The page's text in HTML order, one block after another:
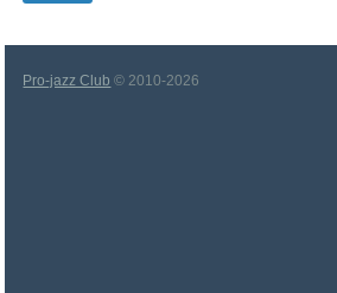
Pro-jazz Club © 2010-2026